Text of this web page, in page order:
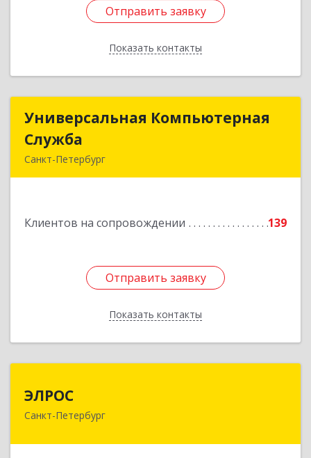
Отправить заявку
Показать контакты
Отправить заявку
Назад
Универсальная Компьютерная
Служба
Санкт-Петербург
Клиентов на сопровождении 139
Отправить заявку
Показать контакты
Универсальная Компьютерная
Подробнее
Отправить заявку
Назад
ЭЛРОС
Санкт-Петербург
191024, Санкт-Петербург г, Тележная ул, дом №